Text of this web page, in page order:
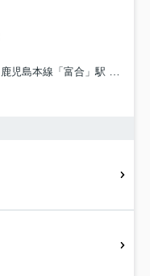
鹿児島本線「富合」駅 徒歩16分